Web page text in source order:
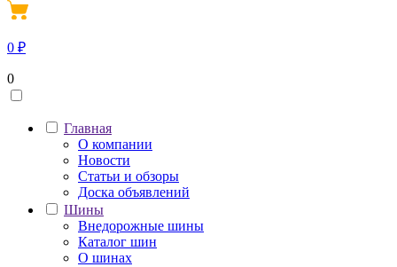
0 ₽
0
Главная
О компании
Новости
Статьи и обзоры
Доска объявлений
Шины
Внедорожные шины
Каталог шин
О шинах